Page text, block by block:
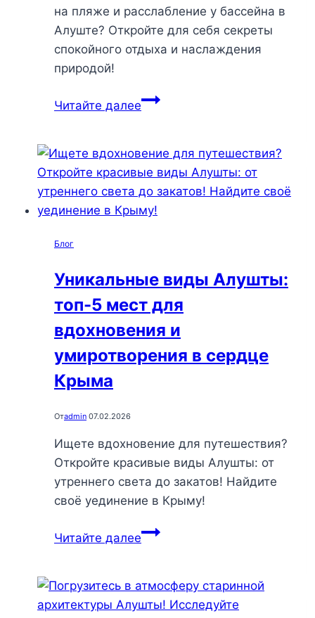
на пляже и расслабление у бассейна в
Алуште? Откройте для себя секреты
спокойного отдыха и наслаждения
природой!
Читайте далееУединение
как
совместить
прогулку
и
в
Алуште
Блог
Уникальные виды Алушты:
топ-5 мест для
вдохновения и
умиротворения в сердце
Крыма
Отadmin 07.02.2026
Ищете вдохновение для путешествия?
Откройте красивые виды Алушты: от
утреннего света до закатов! Найдите
своё уединение в Крыму!
Читайте далееУникальные
топ-5
мест